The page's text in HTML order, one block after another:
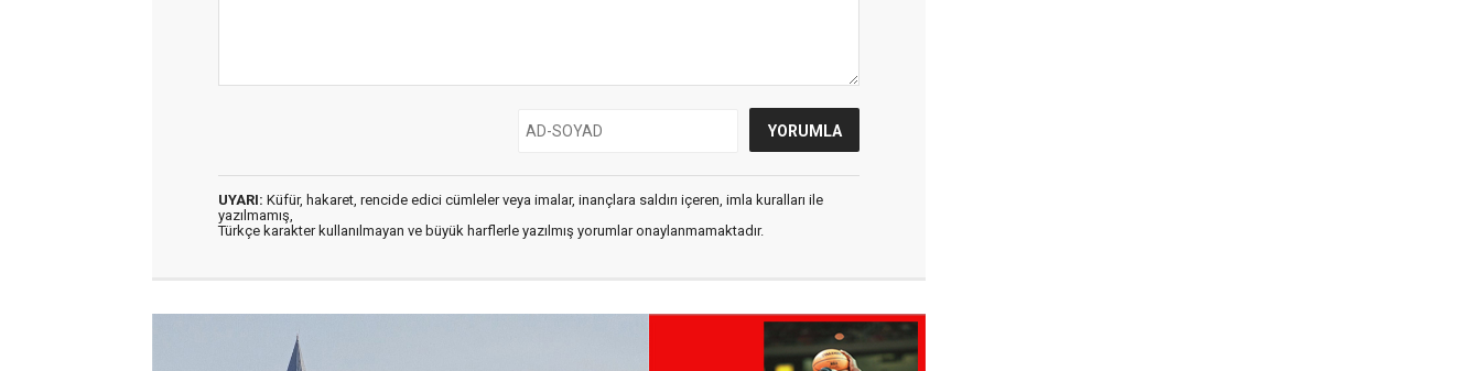
UYARI: Küfür, hakaret, rencide edici cümleler veya imalar, inançlara saldırı içeren, imla kuralları ile
yazılmamış,
Türkçe karakter kullanılmayan ve büyük harflerle yazılmış yorumlar onaylanmamaktadır.